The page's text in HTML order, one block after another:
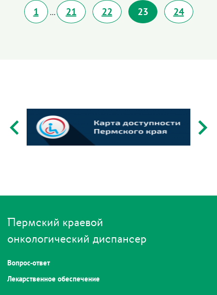
1 ... 21 22 23 24
Пермский краевой
онкологический диспансер
Вопрос-ответ
Лекарственное обеспечение